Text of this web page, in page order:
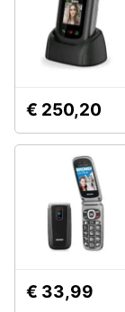
Salute
e
Beauty
Giocattoli
Prima
infanzia
Fotografia
per
Smartphone
e
Cuffie
bluetooth
Power
Auricolari
€ 250,20
€ 33,99